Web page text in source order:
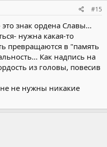
#15
знак ордена Славы...
нужна какая-то
превращаются в "память
Как надпись на
из головы, повесив
не нужны никакие